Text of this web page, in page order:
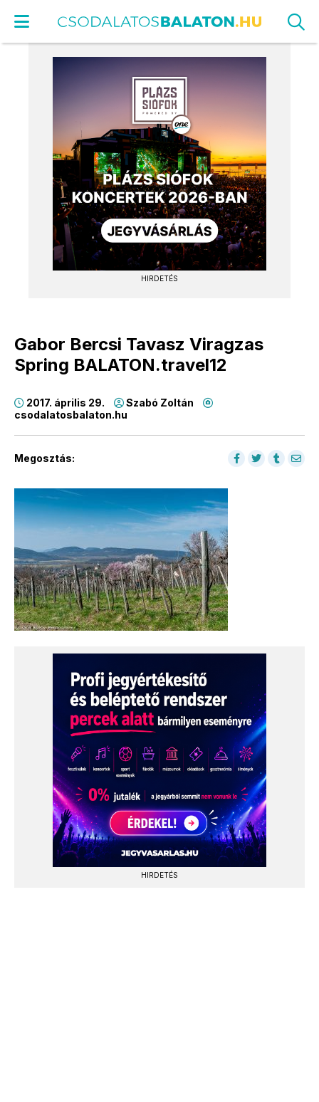
HIRDETÉS
Gabor Bercsi Tavasz Viragzas
Spring BALATON.travel12
2017. április 29.
Szabó Zoltán
csodalatosbalaton.hu
Megosztás:
HIRDETÉS